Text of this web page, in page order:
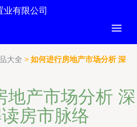
有限公司
大全 > 如何进行房地产市场分析 深
地产市场分析 深
房市脉络